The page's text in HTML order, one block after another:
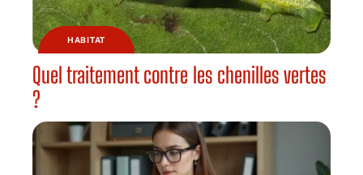
HABITAT
Quel traitement contre les chenilles vertes
?